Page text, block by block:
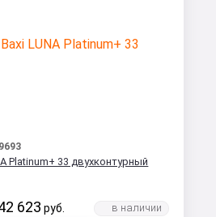
Platinum+ 33 двухконтурный
623 руб.